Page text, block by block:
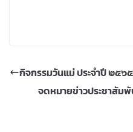
กิจกรรมวันแม่ ประจำปี ๒๕๖๕
จดหมายข่าวประชาสัม